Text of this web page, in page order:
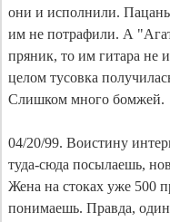
они и исполнили.
им не потрафили. А
пряник, то им гитара не
целом тусовка
Слишком много бомжей.
04/20/99. Воистину
туда-сюда посылаешь,
Жена на стоках уже 500
понимаешь. Правда,